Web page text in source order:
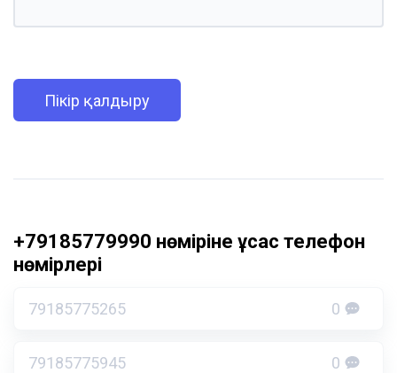
Пікір қалдыру
+79185779990 нөміріне ұқсас телефон
нөмірлері
79185775265 0
79185775945 0